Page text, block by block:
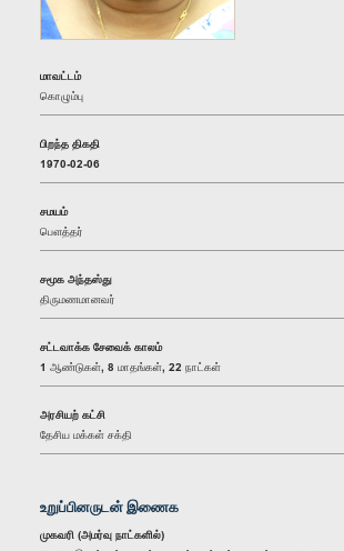
மாவட்டம்
கொழும்பு
பிறந்த திகதி
1970-02-06
சமயம்
பௌத்தர்
சமூக அந்தஸ்து
திருமணமானவர்
சட்டவாக்க சேவைக் காலம்
1 ஆண்டுகள், 8 மாதங்கள், 22 நாட்கள்
அரசியற் கட்சி
தேசிய மக்கள் சக்தி
உறுப்பினருடன் இணைக
முகவரி (அமர்வு நாட்களில்)